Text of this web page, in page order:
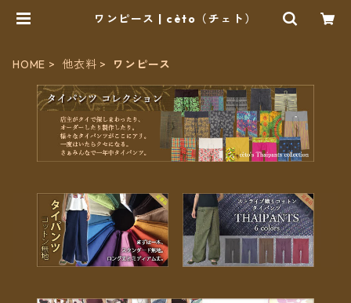
ワンピース | cèto（チェト）
HOME 他衣料 ワンピース